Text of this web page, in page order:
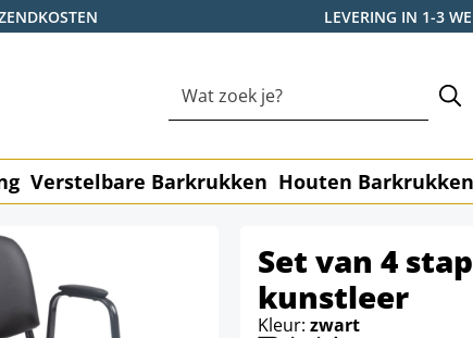
LEVERING IN 1-3
Verstelbare Barkrukken Houten Barkrukken
Set van 4
kunstleer
Kleur: zwart